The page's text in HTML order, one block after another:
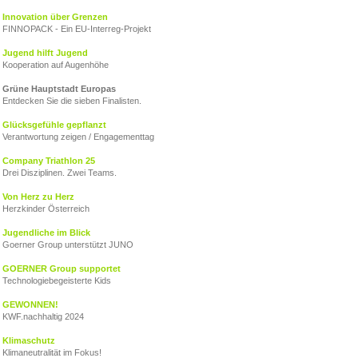
Innovation über Grenzen
FINNOPACK - Ein EU‑Interreg‑Projekt
Jugend hilft Jugend
Kooperation auf Augenhöhe
Grüne Hauptstadt Europas
Entdecken Sie die sieben Finalisten.
Glücksgefühle gepflanzt
Verantwortung zeigen / Engagementtag
Company Triathlon 25
Drei Disziplinen. Zwei Teams.
Von Herz zu Herz
Herzkinder Österreich
Jugendliche im Blick
Goerner Group unterstützt JUNO
GOERNER Group supportet
Technologiebegeisterte Kids
GEWONNEN!
KWF.nachhaltig 2024
Klimaschutz
Klimaneutralität im Fokus!